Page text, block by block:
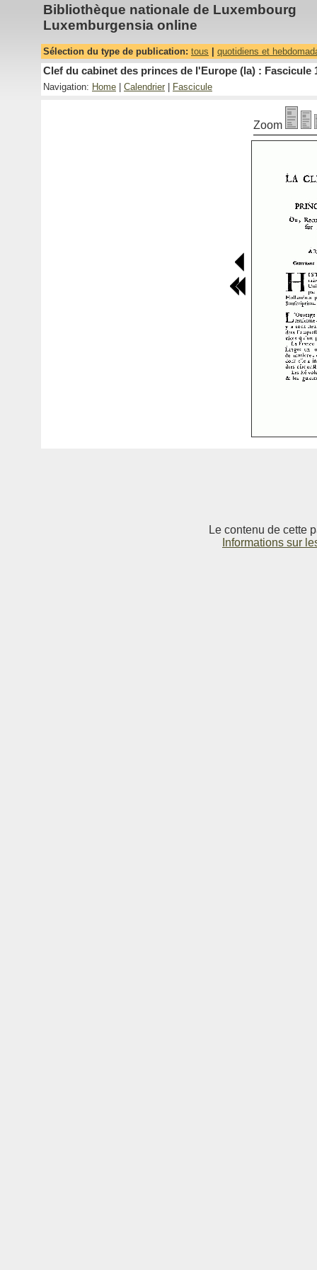
Bibliothèque nationale de Luxembourg
Luxemburgensia online
Sélection du type de publication: tous quotidiens et
Clef du cabinet des princes de l'Europe (la) : Fascicule
Navigation: Home Calendrier Fascicule
Zoom
Le contenu de cette
Informations sur